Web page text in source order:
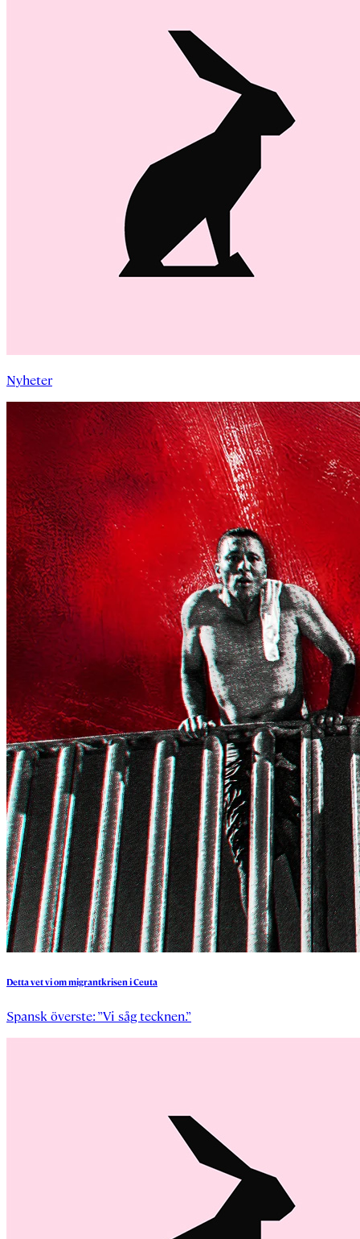
Nyheter
DettavetviommigrantkriseniCeuta
Spansk överste: ”Vi såg tecknen.”